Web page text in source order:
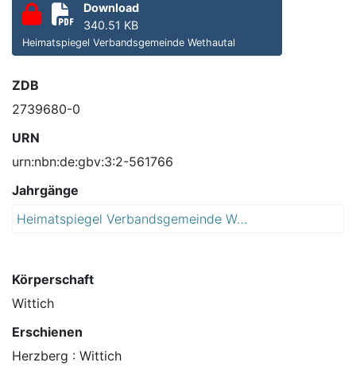
Download
340.51 KB
Heimatspiegel Verbandsgemeinde Wethautal
ZDB
2739680-0
URN
urn:nbn:de:gbv:3:2-561766
Jahrgänge
Heimatspiegel Verbandsgemeinde Wethautal : mit Sitz in der Stadt Osterfeld ; Amtsblatt der Städte Osterfeld und Stößen sowie der Gemeinden Meineweh, Mertendorf, Molauer Land, Schönburg, Wethau und der Verbandsgemeinde Wethautal
Körperschaft
Wittich
Erschienen
Herzberg : Wittich